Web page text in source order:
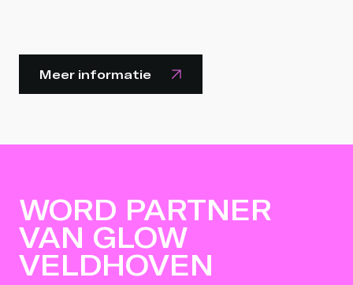
Meer informatie
WORD PARTNER
VAN GLOW
VELDHOVEN